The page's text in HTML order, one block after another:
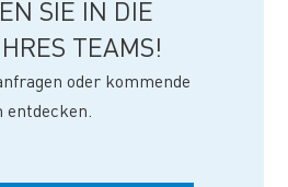
SIE IN DIE
TEAMS!
oder kommende
entdecken.